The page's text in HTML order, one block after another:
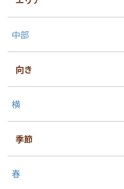
中部
向き
横
季節
春